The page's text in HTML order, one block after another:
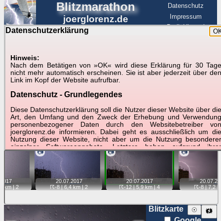
Datenschutzerklärung
Hinweis:
Nach dem Betätigen von »OK« wird diese Erklärung für 30 Tage
nicht mehr automatisch erscheinen. Sie ist aber jederzeit über den
Link im Kopf der Website aufrufbar.
Datenschutz - Grundlegendes
Diese Datenschutzerklärung soll die Nutzer dieser Website über die
Art, den Umfang und den Zweck der Erhebung und Verwendung
personenbezogener Daten durch den Websitebetreiber von
joerglorenz.de informieren. Dabei geht es ausschließlich um die
Nutzung dieser Website, nicht aber um die Nutzung besonderer
einzelner Softwareangebote. Letztere haben aufgrund ihrer
Funktionen Besonderheiten, so dass verschiedene Daten
gespeichert werden müssen, die für das Funktionieren erforderlich
sind. Hier ist es wichtig, dass Sie selbst zum Testen dieser
Funktionen möglichst erfundene Daten verwenden. Ansonsten wird
auf die spezifischen Besonderheiten beim jeweiligen Angebot
gesondert hingewiesen.
Generell gilt: Wenn Sie ein Angebot bei den Add-Ins nutzen, bei
dem Daten übertragen werden, werden diese Daten auf dem
Blitzmarathon
joerglorenz.de
Datenschutz
Impressum
BerlinHimmel
Blitzmarathon
Gewitter über Berlin:
20.07.2017
Tipp:Auf der Karte beim Einzelfoto können
Sie auf ihre Position tippen und sehen, wie
weit die gewählte Position zu den Blitzen auf dem Foto bzw.
im Video entfernt ist. Quelle der Blitzdaten:
kachelmannwetter. Doppelklick auf Thumb zum Anzeigen.
2017
km |2
📷
20.07. 2017
☈-8| 6,4 km |2
📷
20.07. 2017
☈-12| 5,9 km |4
📷
20.07.
☈-8| 7,2
Blitzkarte 🗱
☉